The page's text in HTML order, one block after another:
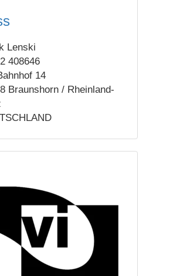
Lenski
408646
14
Braunshorn / Rheinland-